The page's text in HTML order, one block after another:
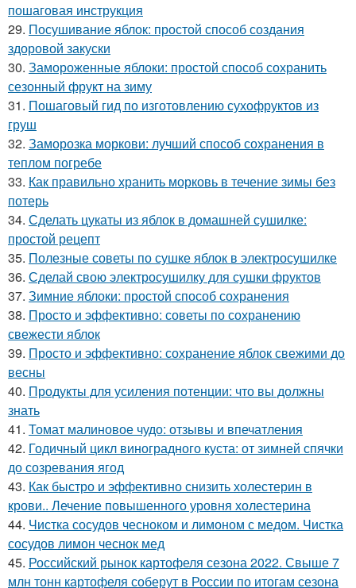
пошаговая инструкция
29. Посушивание яблок: простой способ создания
здоровой закуски
30. Замороженные яблоки: простой способ сохранить
сезонный фрукт на зиму
31. Пошаговый гид по изготовлению сухофруктов из
груш
32. Заморозка моркови: лучший способ сохранения в
теплом погребе
33. Как правильно хранить морковь в течение зимы без
потерь
34. Сделать цукаты из яблок в домашней сушилке:
простой рецепт
35. Полезные советы по сушке яблок в электросушилке
36. Сделай свою электросушилку для сушки фруктов
37. Зимние яблоки: простой способ сохранения
38. Просто и эффективно: советы по сохранению
свежести яблок
39. Просто и эффективно: сохранение яблок свежими до
весны
40. Продукты для усиления потенции: что вы должны
знать
41. Томат малиновое чудо: отзывы и впечатления
42. Годичный цикл виноградного куста: от зимней спячки
до созревания ягод
43. Как быстро и эффективно снизить холестерин в
крови.. Лечение повышенного уровня холестерина
44. Чистка сосудов чесноком и лимоном с медом. Чистка
сосудов лимон чеснок мед
45. Российский рынок картофеля сезона 2022. Свыше 7
млн тонн картофеля соберут в России по итогам сезона